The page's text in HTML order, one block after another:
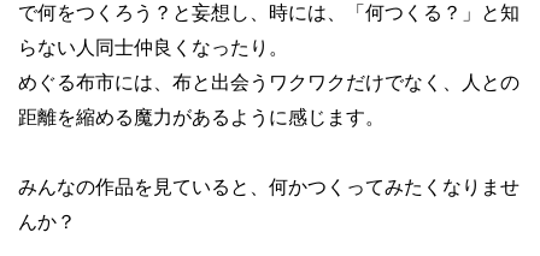
で何をつくろう？と妄想し、時には、「何つくる？」と知
らない人同士仲良くなったり。
めぐる布市には、布と出会うワクワクだけでなく、人との
距離を縮める魔力があるように感じます。
みんなの作品を見ていると、何かつくってみたくなりませ
んか？